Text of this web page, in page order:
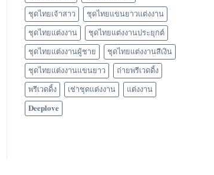
ชุดไทยเจ้าสาว ชุดไทยแขนยาวแต่งงาน
ชุดไทยแต่งงาน ชุดไทยแต่งงานประยุกต์
ชุดไทยแต่งงานผู้ชาย ชุดไทยแต่งงานสีเงิน
ชุดไทยแต่งงานแขนยาว ถ่ายพรีเวดดิ้ง
พรีเวดดิ้ง เช่าชุดแต่งงาน แต่งงาน
𝐃𝐞𝐞𝐩𝐥𝐨𝐯𝐞